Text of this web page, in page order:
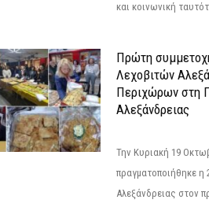
και κοινωνική
Πρώτη
Λεχοβιτών
Περιχώρων στη
Αλεξάνδρειας
Την Κυριακή 19
πραγματοποιήθηκε η
Αλεξάνδρειας στον